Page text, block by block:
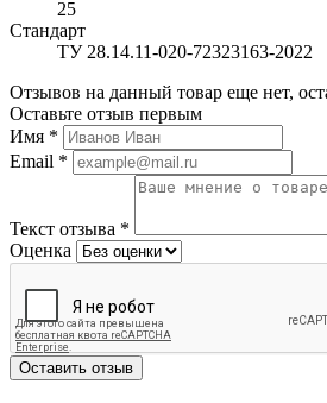
25
Стандарт
ТУ 28.14.11-020-72323163-2022
Отзывов на данный товар еще нет,
Оставьте отзыв первым
Имя *
Email *
Текст отзыва *
Оценка
Оставить отзыв